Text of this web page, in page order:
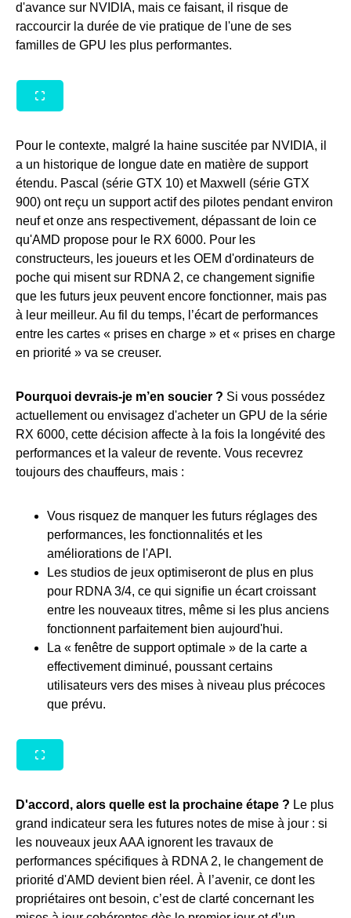
d'avance sur NVIDIA, mais ce faisant, il risque de
raccourcir la durée de vie pratique de l'une de ses
familles de GPU les plus performantes.
Pour le contexte, malgré la haine suscitée par NVIDIA, il
a un historique de longue date en matière de support
étendu. Pascal (série GTX 10) et Maxwell (série GTX
900) ont reçu un support actif des pilotes pendant environ
neuf et onze ans respectivement, dépassant de loin ce
qu'AMD propose pour le RX 6000. Pour les
constructeurs, les joueurs et les OEM d'ordinateurs de
poche qui misent sur RDNA 2, ce changement signifie
que les futurs jeux peuvent encore fonctionner, mais pas
à leur meilleur. Au fil du temps, l’écart de performances
entre les cartes « prises en charge » et « prises en charge
en priorité » va se creuser.
Pourquoi devrais-je m’en soucier ? Si vous possédez
actuellement ou envisagez d'acheter un GPU de la série
RX 6000, cette décision affecte à la fois la longévité des
performances et la valeur de revente. Vous recevrez
toujours des chauffeurs, mais :
Vous risquez de manquer les futurs réglages des
performances, les fonctionnalités et les
améliorations de l'API.
Les studios de jeux optimiseront de plus en plus
pour RDNA 3/4, ce qui signifie un écart croissant
entre les nouveaux titres, même si les plus anciens
fonctionnent parfaitement bien aujourd'hui.
La « fenêtre de support optimale » de la carte a
effectivement diminué, poussant certains
utilisateurs vers des mises à niveau plus précoces
que prévu.
D'accord, alors quelle est la prochaine étape ? Le plus
grand indicateur sera les futures notes de mise à jour : si
les nouveaux jeux AAA ignorent les travaux de
performances spécifiques à RDNA 2, le changement de
priorité d'AMD devient bien réel. À l’avenir, ce dont les
propriétaires ont besoin, c’est de clarté concernant les